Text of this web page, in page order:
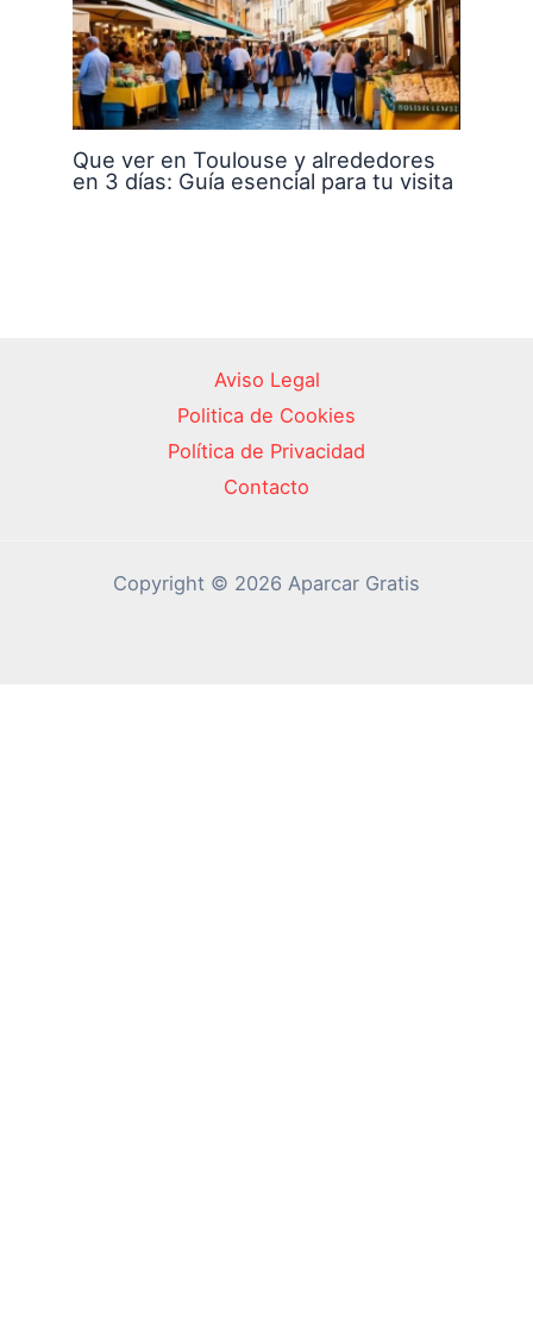
Que ver en Toulouse y alrededores
en 3 días: Guía esencial para tu visita
Aviso Legal
Politica de Cookies
Política de Privacidad
Contacto
Copyright © 2026 Aparcar Gratis